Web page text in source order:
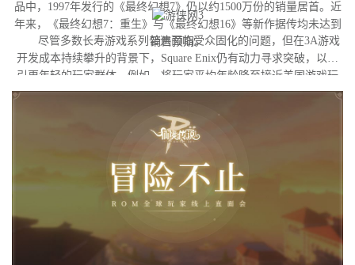
品中，1997年发行的《最终幻想7》仍以约1500万份的销量居首。近
年来，《最终幻想7：重生》与《最终幻想16》等新作据传均未达到
销售预期。
尽管多数长寿游戏系列普遍面临受众固化的问题，但在3A游戏
开发成本持续攀升的背景下，Square Enix仍有动力寻求突破，以吸
引更年轻的玩家群体。例如，将玩家平均年龄降至接近美国游戏玩
家的平均水平（约35岁），可能是其未来的目标之一。